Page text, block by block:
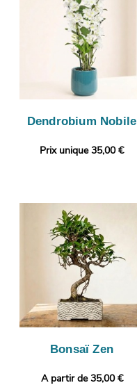
Dendrobium Nobile
Prix unique 35,00 €
Bonsaï Zen
A partir de 35,00 €